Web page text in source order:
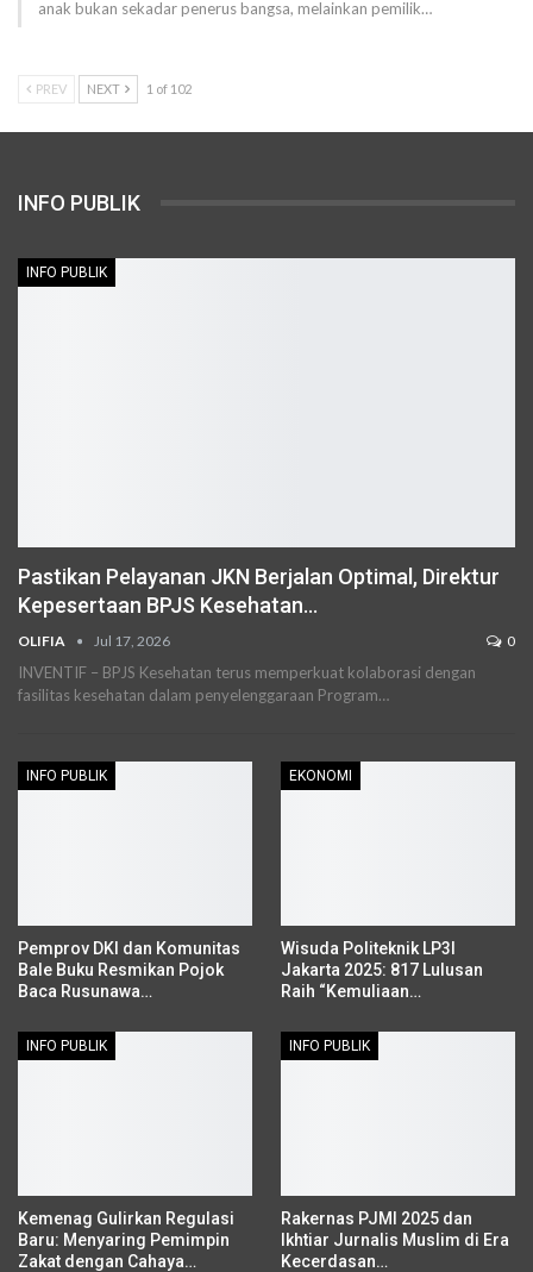
anak bukan sekadar penerus bangsa, melainkan pemilik…
PREV NEXT 1 of 102
INFO PUBLIK
INFO PUBLIK
Pastikan Pelayanan JKN Berjalan Optimal, Direktur
Kepesertaan BPJS Kesehatan…
OLIFIA Jul 17, 2026 0
INVENTIF – BPJS Kesehatan terus memperkuat kolaborasi dengan
fasilitas kesehatan dalam penyelenggaraan Program…
INFO PUBLIK
Pemprov DKI dan Komunitas
Bale Buku Resmikan Pojok
Baca Rusunawa…
EKONOMI
Wisuda Politeknik LP3I
Jakarta 2025: 817 Lulusan
Raih “Kemuliaan…
INFO PUBLIK
Kemenag Gulirkan Regulasi
Baru: Menyaring Pemimpin
Zakat dengan Cahaya…
INFO PUBLIK
Rakernas PJMI 2025 dan
Ikhtiar Jurnalis Muslim di Era
Kecerdasan…